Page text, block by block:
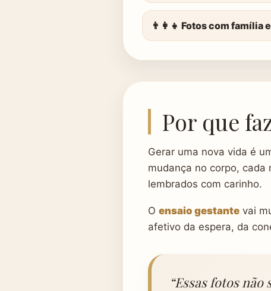
👨‍👩‍👧 Fotos com família
Por que
Gerar uma nova vida é
mudança no corpo,
lembrados com carinho.
O ensaio gestante vai
afetivo da espera, da
“Essas fotos